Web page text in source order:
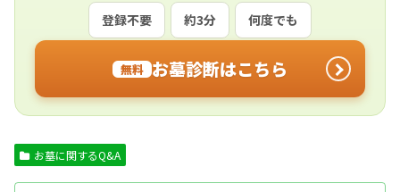
登録不要 約3分 何度でも
無料 お墓診断はこちら
お墓に関するQ&A